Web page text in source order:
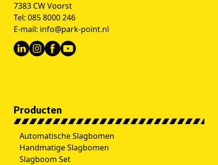
7383 CW Voorst
Tel: 085 8000 246
E-mail: info@park-point.nl
Producten
Automatische Slagbomen
Handmatige Slagbomen
Slagboom Set